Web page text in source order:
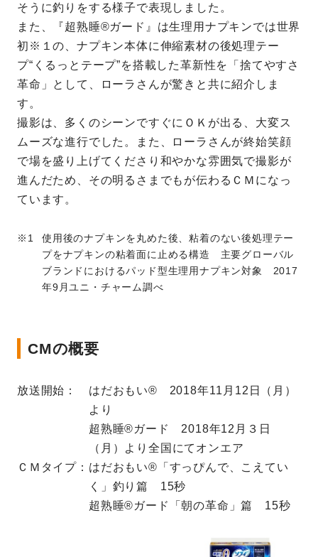
そうに釣りをする様子で表現しました。
また、『超熟睡®ガード』は生理用ナプキンでは世界
初※１の、ナプキン本体に伸縮素材の後処理テー
プ“くるっとテープ”を搭載した革新性を「捨てやすさ
革命」として、ローラさんが驚きと共に紹介しま
す。
撮影は、多くのシーンですぐにＯＫが出る、大変ス
ムーズな進行でした。また、ローラさんが終始笑顔
で場を盛り上げてくださり和やかな雰囲気で撮影が
進んだため、その明るさまでもが伝わるＣＭになっ
ています。
使用後のナプキンを丸めた後、粘着のない後処理テー
プをナプキンの粘着面に止める構造 主要グローバル
ブランドにおけるパッド型生理用ナプキン対象 2017
年9月ユニ・チャーム調べ
CMの概要
放送開始：
はだおもい® 2018年11月12日（月）
より
超熟睡®ガード 2018年12月３日
（月）より全国にてオンエア
ＣＭタイプ： はだおもい®「すっぴんで、こえてい
く」釣り篇 15秒
超熟睡®ガード「朝の革命」篇 15秒